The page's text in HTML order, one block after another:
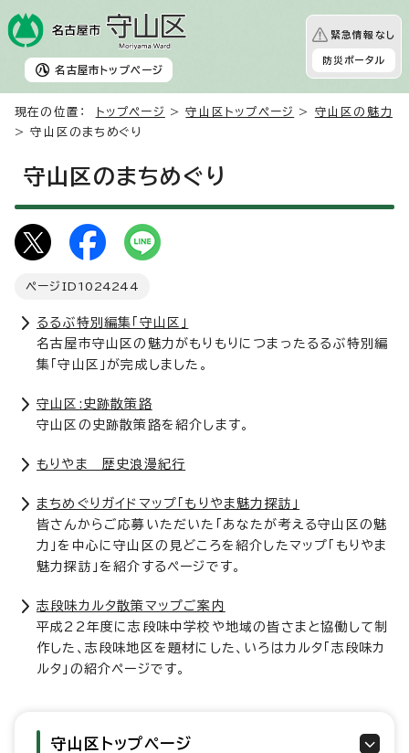
名古屋市 トップページ
緊急情報なし
防災ポータル
現在の位置： トップページ >守山区トップページ > 守山区の魅力
> 守山区のまちめぐり
守山区のまちめぐり
ページID 1024244
るるぶ特別編集「守山区」
名古屋市守山区の魅力がもりもりにつまったるるぶ特別編
集「守山区」が完成しました。
守山区:史跡散策路
守山区の史跡散策路を紹介します。
もりやま 歴史浪漫紀行
まちめぐりガイドマップ「もりやま魅力探訪」
皆さんからご応募いただいた「あなたが考える守山区の魅
力」を中心に守山区の見どころを紹介したマップ「もりやま
魅力探訪」を紹介するページです。
志段味カルタ散策マップご案内
平成22年度に志段味中学校や地域の皆さまと協働して制
作した、志段味地区を題材にした、いろはカルタ「志段味カ
ルタ」の紹介ページです。
守山区トップページ